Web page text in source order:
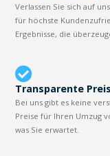
Verlassen Sie sich auf
für höchste
Ergebnisse, die
Transparente
Bei uns gibt es keine
Preise für Ihren Umzug
was Sie erwartet.